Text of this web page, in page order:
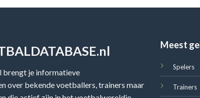
brengt je informatieve
over bekende voetballers, trainers maar
Meest
Spelers
Trainers